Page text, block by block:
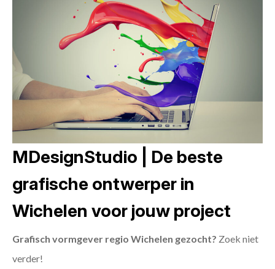
MDesignStudio | De beste
grafische ontwerper in
Wichelen voor jouw project
Grafisch vormgever regio Wichelen gezocht? Zoek niet
verder!